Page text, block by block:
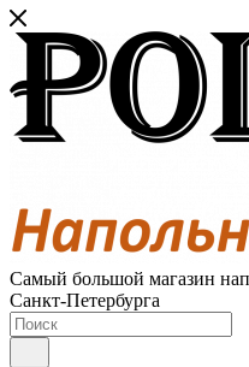
Самый большой магазин
Санкт-Петербурга